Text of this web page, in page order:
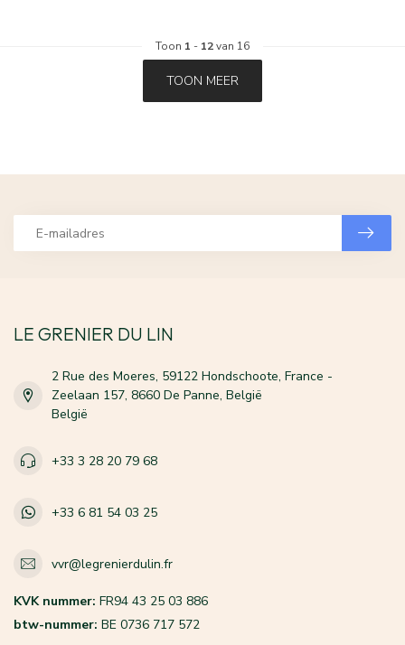
Toon 1 - 12van 16
TOON MEER
LE GRENIER DU LIN
2 Rue des Moeres, 59122 Hondschoote, France -
Zeelaan 157, 8660 De Panne, België
België
+33 3 28 20 79 68
+33 6 81 54 03 25
vvr@legrenierdulin.fr
KVK nummer: FR94 43 25 03 886
btw-nummer: BE 0736 717 572